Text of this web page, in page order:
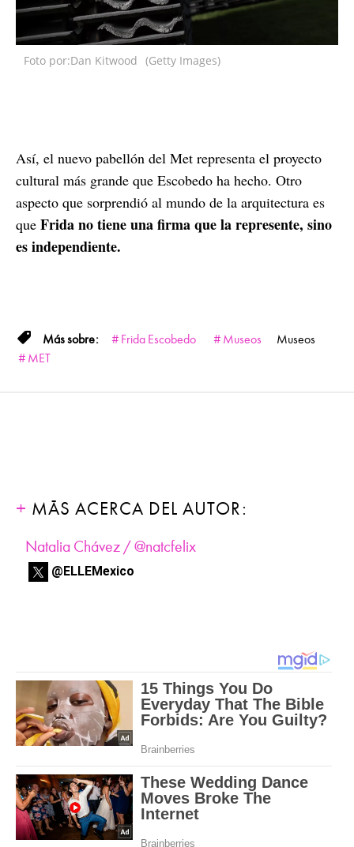
Foto por:Dan Kitwood (Getty Images)
Así, el nuevo pabellón del Met representa el proyecto
cultural más grande que Escobedo ha hecho. Otro
aspecto que sorprendió al mundo de la arquitectura es
que Frida no tiene una firma que la represente, sino
es independiente.
Frida Escobedo Museos
Museos
MET
MÁS ACERCA DEL AUTOR:
Natalia Chávez / @natcfelix
@ELLEMexico